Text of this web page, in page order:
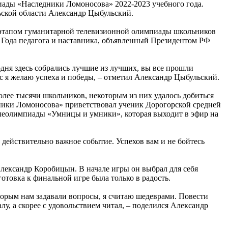
«Наследники Ломоносова» 2022-2023 учебного года.
области Александр Цыбульский.
гуманитарной телевизионной олимпиады школьников
педагога и наставника, объявленный Президентом РФ
здесь собрались лучшие из лучших, вы все прошли
я желаю успеха и победы, – отметил Александр Цыбульский.
тысячи школьников, некоторым из них удалось добиться
Ломоносова» приветствовал ученик Дорогорской средней
«Умницы и умники», которая выходит в эфир на
важное событие. Успехов вам и не бойтесь
Коробицын. В начале игры он выбрал для себя
к финальной игре была только в радость.
нам задавали вопросы, я считаю шедеврами. Повести
скорее с удовольствием читал, – поделился Александр